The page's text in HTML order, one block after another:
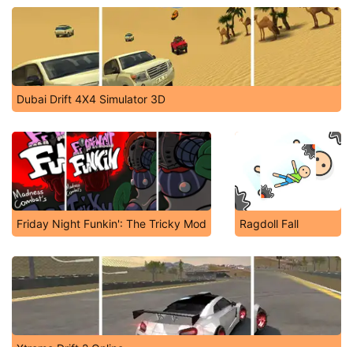
Dubai Drift 4X4 Simulator 3D
Friday Night Funkin': The Tricky Mod Ragdoll Fall